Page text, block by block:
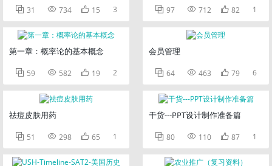
 31  734  15 3
第一章：概率论的基本概念
 59  582  19 2
祛痘皮肤用药
 51  298  65 1
 97  712  82 1
会员管理
 64  463  79 6
干货---PPT设计制作准备篇
 80  110  87 1